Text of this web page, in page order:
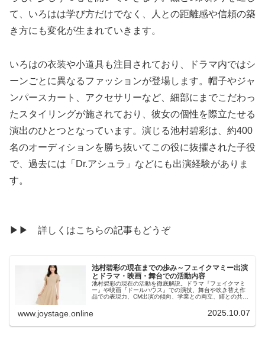
て、いろはは学び方だけでなく、人との距離感や信頼の築
き方にも変化が生まれていきます。
いろはの衣装や小道具も注目されており、ドラマ内ではシ
ーンごとに異なるファッションが登場します。帽子やジャ
ンパースカート、アクセサリーなど、細部にまでこだわっ
たスタイリングが施されており、彼女の個性を際立たせる
演出のひとつとなっています。演じる池村碧彩は、約400
名のオーディションを勝ち抜いてこの役に抜擢された子役
で、過去には「Dr.アシュラ」などにも出演経験がありま
す。
▶▶ 詳しくはこちらの記事もどうぞ
池村碧彩の現在までの歩み～フェイクマミー出演
とドラマ・映画・舞台での活動内容
池村碧彩の現在の活動を徹底解説。ドラマ『フェイクマミ
ー』や映画『ドールハウス』での演技、舞台や吹き替え作
品での表現力、CM出演の傾向、学業との両立、姉との共演
含め、子役としての成長と今後の展望に注目が集まってい
ます。ファンも初めて知る人も必見の内容です。
www.joystage.online 2025.10.07